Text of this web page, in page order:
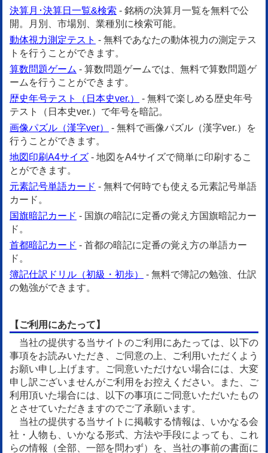
決算月･決算日一覧&検索 - 銘柄の決算月一覧を無料で公
開。月別、市場別、業種別に検索可能。
動体視力測定テスト - 無料であなたの動体視力の測定テス
トを行うことができます。
算数問題ゲーム - 算数問題ゲームでは、無料で算数問題ゲ
ームを行うことができます。
歴史年号テスト（日本史ver.）
- 無料で楽しめる歴史年号
テスト（日本史ver.）で年号を暗記。
画像パズル（漢字ver）
- 無料で画像パズル（漢字ver.）を
行うことができます。
地図印刷A4サイズ - 地図をA4サイズで簡単に印刷するこ
とができます。
元素記号単語カード - 無料で何時でも使える元素記号単語
カード。
国旗暗記カード - 国旗の暗記に定番の覚え方国旗暗記カー
ド。
首都暗記カード - 首都の暗記に定番の覚え方の単語カー
ド。
簿記仕訳ドリル（初級・初歩）
- 無料で簿記の勉強、仕訳
の勉強ができます。
【ご利用にあたって】
当社の提供する当サイトのご利用にあたっては、以下の
事項をお読みいただき、ご同意の上、ご利用いただくよう
お願い申し上げます。ご同意いただけない場合には、大変
申し訳ございませんがご利用をお控えください。また、ご
利用頂いた場合には、以下の事項にご同意いただいたもの
とさせていただきますのでご了承願います。
当社の提供する当サイトに掲載する情報は、いかなる会
社・人物も、いかなる形式、方法や手段によっても、これ
らの情報（全部、一部を問わず）を、当社の事前の書面に